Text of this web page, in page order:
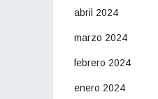
abril 2024
marzo 2024
febrero 2024
enero 2024